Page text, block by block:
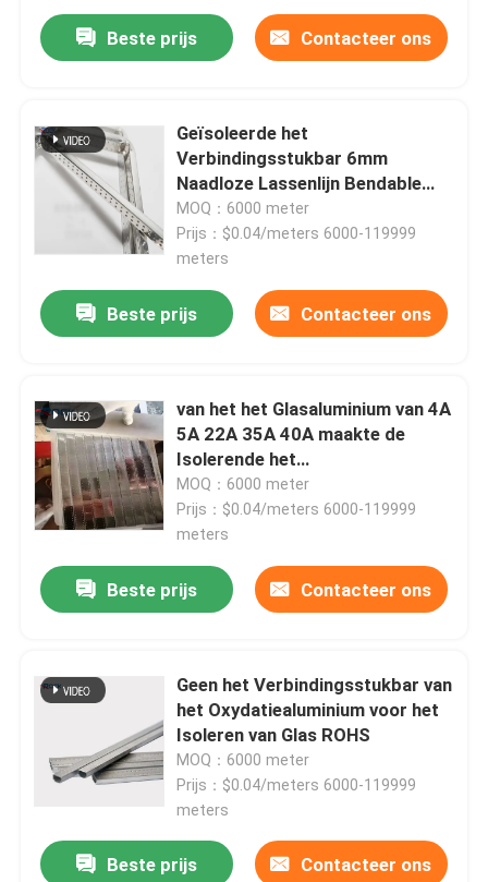
Laat een bericht achter
Beste prijs Contacteer ons
Geïsoleerde het
Verbindingsstukbar 6mm
Naadloze Lassenlijn Bendable
van het Glasaluminium
MOQ：6000 meter
Prijs：$0.04/meters 6000-119999
meters
Beste prijs Contacteer ons
van het het Glasaluminium van 4A
5A 22A 35A 40A maakte de
Isolerende het
Verbindingsstukbar voor
Venstersdubbel Glas aan
MOQ：6000 meter
Prijs：$0.04/meters 6000-119999
meters
Beste prijs Contacteer ons
Geen het Verbindingsstukbar van
het Oxydatiealuminium voor het
Isoleren van Glas ROHS
MOQ：6000 meter
Prijs：$0.04/meters 6000-119999
meters
Beste prijs Contacteer ons